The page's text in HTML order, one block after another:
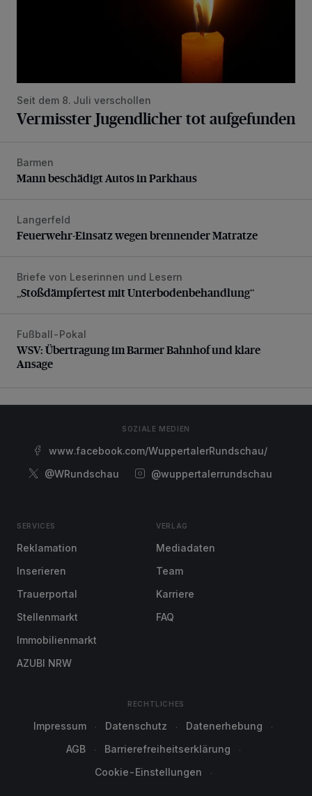
Seit dem 8. Juli verschollen
Vermisster Jugendlicher tot aufgefunden
Mann beschädigt Autos in Parkhaus
Barmen
Mann beschädigt Autos in Parkhaus
Feuerwehr-Einsatz wegen brennender Matratze
Langerfeld
Feuerwehr-Einsatz wegen brennender Matratze
„Stoßdämpfertest mit Unterbodenbehandlung“
Briefe von Leserinnen und Lesern
„Stoßdämpfertest mit Unterbodenbehandlung“
WSV: Übertragung im Barmer Bahnhof und klare Ansage
Fußball-Pokal
WSV: Übertragung im Barmer Bahnhof und klare
Ansage
SOZIALE MEDIEN
www.facebook.com/WuppertalerRundschau/
@WRundschau
@wuppertalerrundschau
SERVICES
Reklamation
Inserieren
Trauerportal
Stellenmarkt
Immobilienmarkt
AZUBI NRW
VERLAG
Mediadaten
Team
Karriere
FAQ
RECHTLICHES
Impressum Datenschutz
Datenerhebung
AGB
Barrierefreiheitserklärung
Cookie-Einstellungen